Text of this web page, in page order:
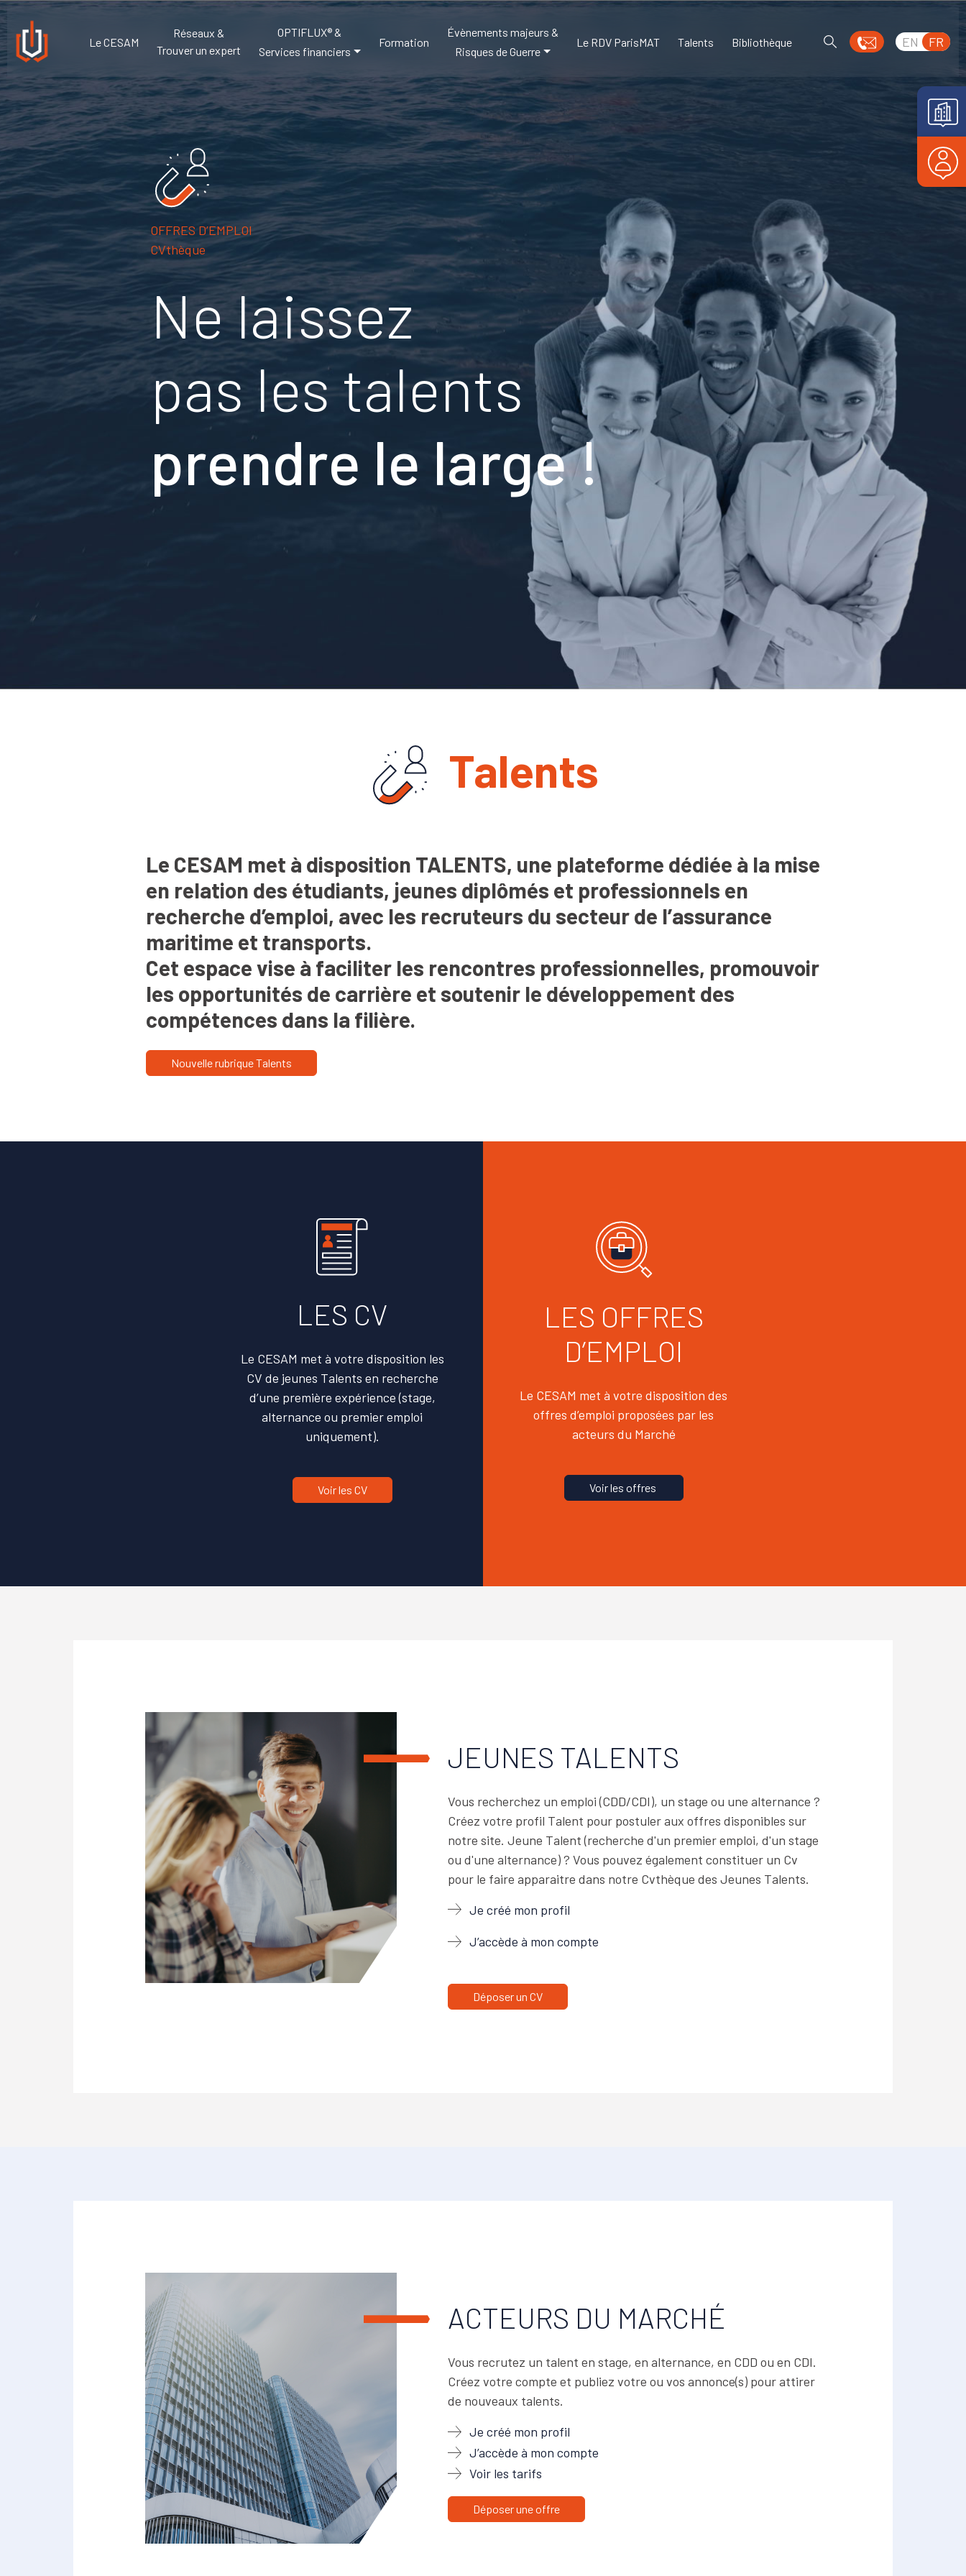
Le CESAM
Réseaux &
Trouver un expert
OPTIFLUX® &
Services financiers
Formation
Évènements majeurs &
Risques de Guerre
Le RDV ParisMAT Talents Bibliothèque EN FR
OFFRES D’EMPLOI
CVthèque
Ne laissez
pas les talents
prendre le large !
Talents
Le CESAM met à disposition TALENTS, une plateforme dédiée à la mise
en relation des étudiants, jeunes diplômés et professionnels en
recherche d’emploi, avec les recruteurs du secteur de l’assurance
maritime et transports.
Cet espace vise à faciliter les rencontres professionnelles, promouvoir
les opportunités de carrière et soutenir le développement des
compétences dans la filière.
Nouvelle rubrique Talents
LES CV
Le CESAM met à votre disposition les
CV de jeunes Talents en recherche
d’une première expérience (stage,
alternance ou premier emploi
uniquement).
Voir les CV
LES OFFRES
D’EMPLOI
Le CESAM met à votre disposition des
offres d’emploi proposées par les
acteurs du Marché
Voir les offres
JEUNES TALENTS
Vous recherchez un emploi (CDD/CDI), un stage ou une alternance ?
Créez votre profil Talent pour postuler aux offres disponibles sur
notre site. Jeune Talent (recherche d'un premier emploi, d'un stage
ou d'une alternance) ? Vous pouvez également constituer un Cv
pour le faire apparaitre dans notre Cvthèque des Jeunes Talents.
Je créé mon profil
J’accède à mon compte
Déposer un CV
ACTEURS DU MARCHÉ
Vous recrutez un talent en stage, en alternance, en CDD ou en CDI.
Créez votre compte et publiez votre ou vos annonce(s) pour attirer
de nouveaux talents.
Je créé mon profil
J’accède à mon compte
Voir les tarifs
Déposer une offre